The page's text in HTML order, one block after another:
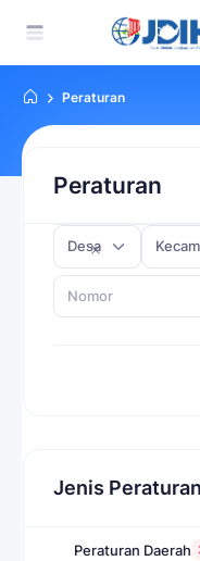
Peraturan
Peraturan
Desa
Jenis Peraturan
Peraturan Daerah